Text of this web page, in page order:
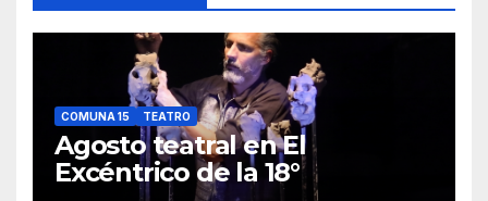
COMUNA 15 TEATRO
Agosto teatral en El
Excéntrico de la 18°